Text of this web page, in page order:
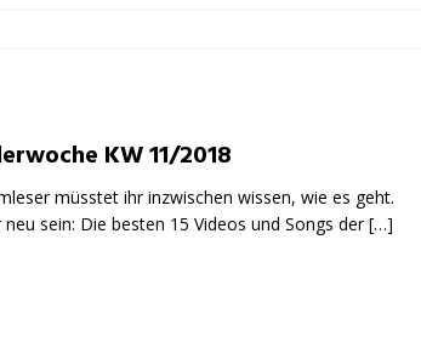
KW 11/2018
müsstet ihr inzwischen wissen, wie es geht.
sein: Die besten 15 Videos und Songs der[…]